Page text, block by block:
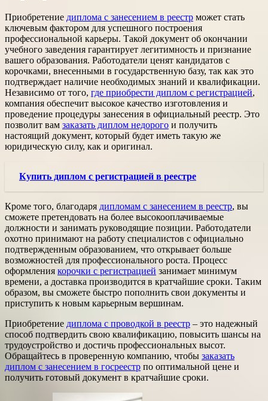
Приобретение диплома с занесением в реестр может стать
ключевым фактором для успешного построения
профессиональной карьеры. Такой документ об окончании
учебного заведения гарантирует легитимность и признание
вашего образования. Работодатели ценят кандидатов с
корочками, внесенными в государственную базу, так как это
подтверждает наличие необходимых знаний и квалификации.
Независимо от того, где приобрести диплом с регистрацией,
компания обеспечит высокое качество изготовления и
проведение процедуры занесения в официальный реестр. Это
позволит вам заказать диплом недорого и получить
настоящий документ, который будет иметь такую же
юридическую силу, как и оригинал.
Купить диплом с регистрацией в реестре
Кроме того, благодаря дипломам с занесением в реестр, вы
сможете претендовать на более высокооплачиваемые
должности и занимать руководящие позиции. Работодатели
охотно принимают на работу специалистов с официально
подтвержденным образованием, что открывает больше
возможностей для профессионального роста. Процесс
оформления корочки с регистрацией занимает минимум
времени, а доставка производится в кратчайшие сроки. Таким
образом, вы сможете быстро пополнить свои документы и
приступить к новым карьерным вершинам.
Приобретение диплома с проводкой в реестр – это надежный
способ подтвердить свою квалификацию, повысить шансы на
трудоустройство и достичь профессиональных высот.
Обращайтесь в проверенную компанию, чтобы заказать
диплом с занесением в госреестр по оптимальной цене и
получить готовый документ в кратчайшие сроки.